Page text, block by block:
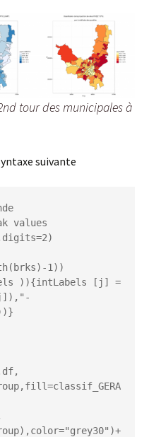
tour des municipales à
suivante
values
1))
)){intLabels [j] =